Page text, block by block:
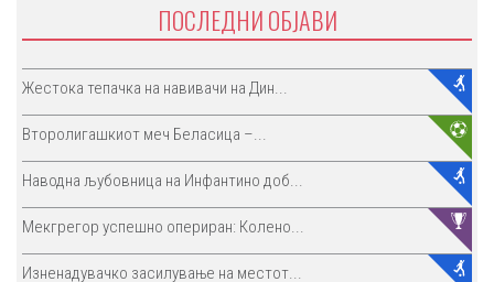
ПОСЛЕДНИ ОБЈАВИ
Жестока тепачка на навивачи на Дин...
Второлигашкиот меч Беласица –...
Наводна љубовница на Инфантино доб...
Мекгрегор успешно опериран: Колено...
Изненадувачко засилување на местот...